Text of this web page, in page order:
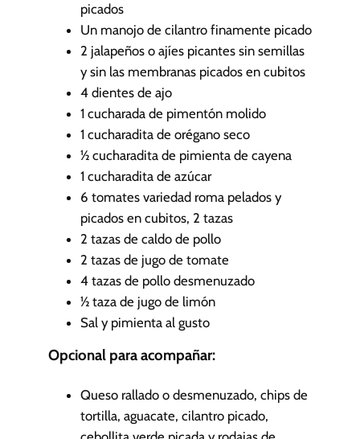
picados
Un manojo de cilantro finamente picado
2 jalapeños o ajíes picantes sin semillas
y sin las membranas picados en cubitos
4 dientes de ajo
1 cucharada de pimentón molido
1 cucharadita de orégano seco
½ cucharadita de pimienta de cayena
1 cucharadita de azúcar
6 tomates variedad roma pelados y
picados en cubitos, 2 tazas
2 tazas de caldo de pollo
2 tazas de jugo de tomate
4 tazas de pollo desmenuzado
½ taza de jugo de limón
Sal y pimienta al gusto
Opcional para acompañar:
Queso rallado o desmenuzado, chips de
tortilla, aguacate, cilantro picado,